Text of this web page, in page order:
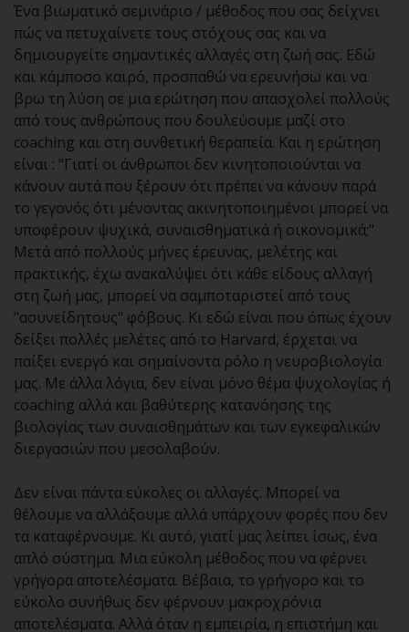
Ένα βιωματικό σεμινάριο / μέθοδος που σας δείχνει
πώς να πετυχαίνετε τους στόχους σας και να
δημιουργείτε σημαντικές αλλαγές στη ζωή σας. Εδώ
και κάμποσο καιρό, προσπαθώ να ερευνήσω και να
βρω τη λύση σε μια ερώτηση που απασχολεί πολλούς
από τους ανθρώπους που δουλεύουμε μαζί στο
coaching και στη συνθετική θεραπεία. Και η ερώτηση
είναι : "Γιατί οι άνθρωποι δεν κινητοποιούνται να
κάνουν αυτά που ξέρουν ότι πρέπει να κάνουν παρά
το γεγονός ότι μένοντας ακινητοποιημένοι μπορεί να
υποφέρουν ψυχικά, συναισθηματικά ή οικονομικά;"
Μετά από πολλούς μήνες έρευνας, μελέτης και
πρακτικής, έχω ανακαλύψει ότι κάθε είδους αλλαγή
στη ζωή μας, μπορεί να σαμποταριστεί από τους
"ασυνείδητους" φόβους. Κι εδώ είναι που όπως έχουν
δείξει πολλές μελέτες από το Harvard, έρχεται να
παίξει ενεργό και σημαίνοντα ρόλο η νευροβιολογία
μας. Με άλλα λόγια, δεν είναι μόνο θέμα ψυχολογίας ή
coaching αλλά και βαθύτερης κατανόησης της
βιολογίας των συναισθημάτων και των εγκεφαλικών
διεργασιών που μεσολαβούν.
Δεν είναι πάντα εύκολες οι αλλαγές. Μπορεί να
θέλουμε να αλλάξουμε αλλά υπάρχουν φορές που δεν
τα καταφέρνουμε. Κι αυτό, γιατί μας λείπει ίσως, ένα
απλό σύστημα. Μια εύκολη μέθοδος που να φέρνει
γρήγορα αποτελέσματα. Βέβαια, το γρήγορο και το
εύκολο συνήθως δεν φέρνουν μακροχρόνια
αποτελέσματα. Αλλά όταν η εμπειρία, η επιστήμη και